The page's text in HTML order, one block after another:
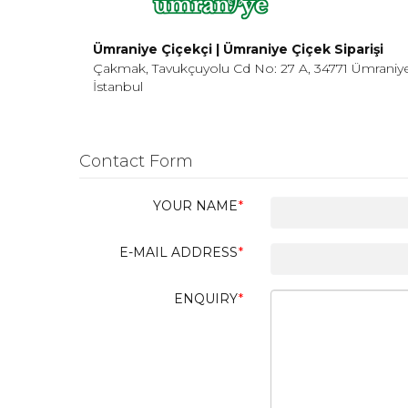
Ümraniye Çiçekçi | Ümraniye Çiçek Siparişi
Çakmak, Tavukçuyolu Cd No: 27 A, 34771
İstanbul
Contact Form
YOUR NAME
E-MAIL ADDRESS
ENQUIRY